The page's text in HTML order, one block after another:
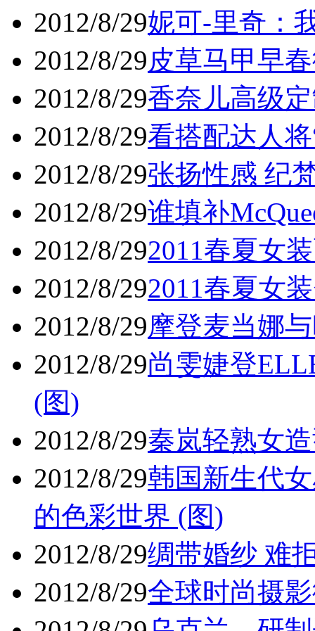
2012/8/29妮可-里奇：
2012/8/29皮草马甲早
2012/8/29香奈儿高级
2012/8/29看搭配达人
2012/8/29张扬性感 纪
2012/8/29谁填补
2012/8/292011春夏女
2012/8/292011春夏女
2012/8/29摩登麦当娜
2012/8/29尚雯婕登
(图)
2012/8/29秦岚轻熟女
2012/8/29韩国新生代
的色彩世界 (图)
2012/8/29绸带婚纱 难
2012/8/29全球时尚摄